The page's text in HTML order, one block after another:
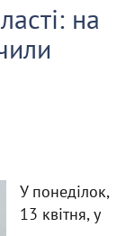
на
У понеділок,
13 квітня, у